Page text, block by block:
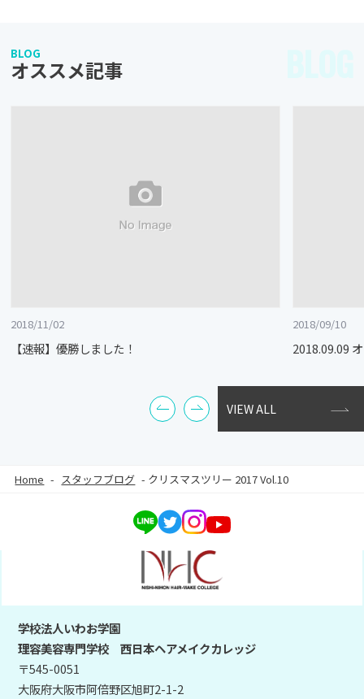
BLOG
オススメ記事
2018/11/02
【速報】優勝しました！
2018/09/10
2018.09.09
VIEW ALL
Home - スタッフブログ - クリスマスツリー 2017 Vol.10
学校法人いわお学園
理容美容専門学校 西日本ヘアメイクカレッジ
〒545-0051
大阪府大阪市阿倍野区旭町2-1-2